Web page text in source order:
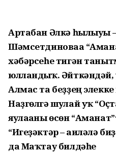
Артабан Әлкә һылыуы
Шәмсетдиноваға
хәбәрсеһе тигән
юлландыҡ. Әйткәндәй,
Алмас та беҙҙең
Наҙгөлгә шулай уҡ
яулағаны өсөн
“Игеҙәктәр – ғаиләлә
да Маҡтау билдәһе